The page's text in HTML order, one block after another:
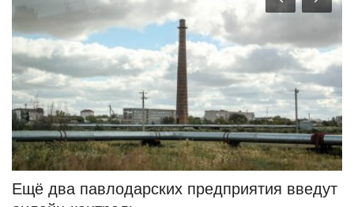
История одного путешествия: сплав